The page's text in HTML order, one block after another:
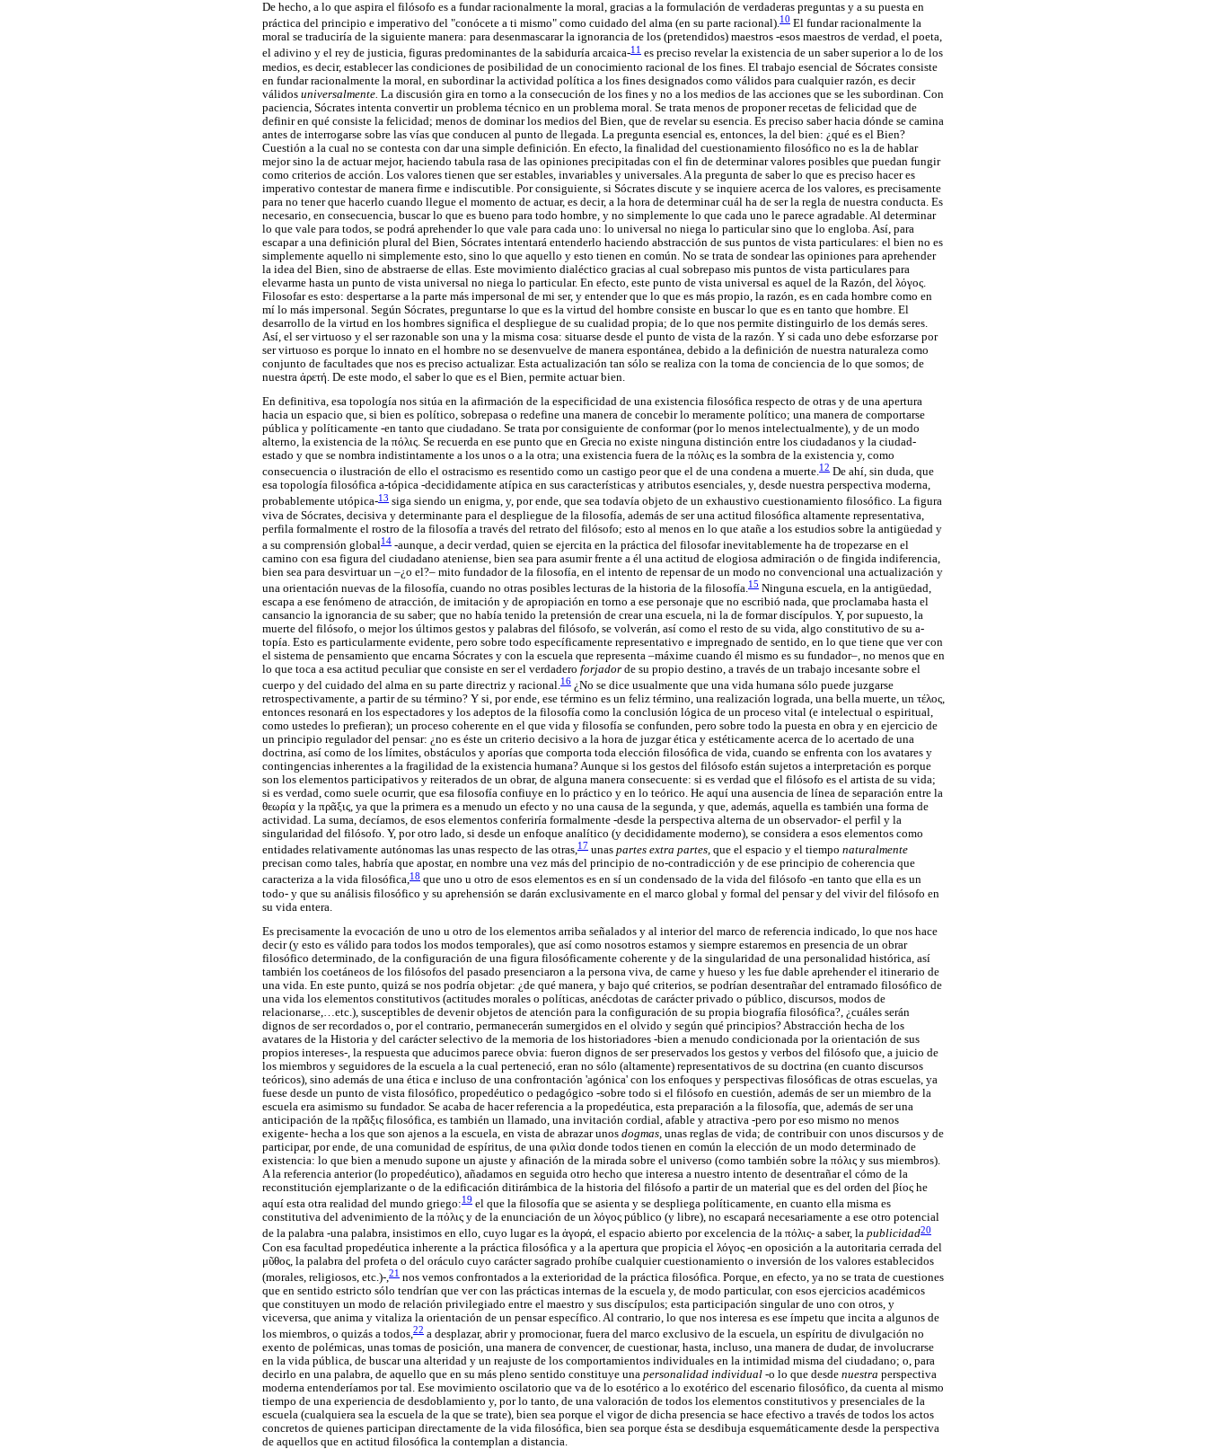
De hecho, a lo que aspira el filósofo es a fundar racionalmente la moral, gracias a la formulación de verdaderas preguntas y a su puesta en
práctica del principio e imperativo del "conócete a ti mismo" como cuidado del alma (en su parte racional).10 El fundar racionalmente la
moral se traduciría de la siguiente manera: para desenmascarar la ignorancia de los (pretendidos) maestros -esos maestros de verdad, el poeta,
el adivino y el rey de justicia, figuras predominantes de la sabiduría arcaica-11 es preciso revelar la existencia de un saber superior a lo de los
medios, es decir, establecer las condiciones de posibilidad de un conocimiento racional de los fines. El trabajo esencial de Sócrates consiste
en fundar racionalmente la moral, en subordinar la actividad política a los fines designados como válidos para cualquier razón, es decir
válidos universalmente. La discusión gira en torno a la consecución de los fines y no a los medios de las acciones que se les subordinan. Con
paciencia, Sócrates intenta convertir un problema técnico en un problema moral. Se trata menos de proponer recetas de felicidad que de
definir en qué consiste la felicidad; menos de dominar los medios del Bien, que de revelar su esencia. Es preciso saber hacia dónde se camina
antes de interrogarse sobre las vías que conducen al punto de llegada. La pregunta esencial es, entonces, la del bien: ¿qué es el Bien?
Cuestión a la cual no se contesta con dar una simple definición. En efecto, la finalidad del cuestionamiento filosófico no es la de hablar
mejor sino la de actuar mejor, haciendo tabula rasa de las opiniones precipitadas con el fin de determinar valores posibles que puedan fungir
como criterios de acción. Los valores tienen que ser estables, invariables y universales. A la pregunta de saber lo que es preciso hacer es
imperativo contestar de manera firme e indiscutible. Por consiguiente, si Sócrates discute y se inquiere acerca de los valores, es precisamente
para no tener que hacerlo cuando llegue el momento de actuar, es decir, a la hora de determinar cuál ha de ser la regla de nuestra conducta. Es
necesario, en consecuencia, buscar lo que es bueno para todo hombre, y no simplemente lo que cada uno le parece agradable. Al determinar
lo que vale para todos, se podrá aprehender lo que vale para cada uno: lo universal no niega lo particular sino que lo engloba. Así, para
escapar a una definición plural del Bien, Sócrates intentará entenderlo haciendo abstracción de sus puntos de vista particulares: el bien no es
simplemente aquello ni simplemente esto, sino lo que aquello y esto tienen en común. No se trata de sondear las opiniones para aprehender
la idea del Bien, sino de abstraerse de ellas. Este movimiento dialéctico gracias al cual sobrepaso mis puntos de vista particulares para
elevarme hasta un punto de vista universal no niega lo particular. En efecto, este punto de vista universal es aquel de la Razón, del λόγος
Filosofar es esto: despertarse a la parte más impersonal de mi ser, y entender que lo que es más propio, la razón, es en cada hombre como en
mí lo más impersonal. Según Sócrates, preguntarse lo que es la virtud del hombre consiste en buscar lo que es en tanto que hombre. El
desarrollo de la virtud en los hombres significa el despliegue de su cualidad propia; de lo que nos permite distinguirlo de los demás seres.
Así, el ser virtuoso y el ser razonable son una y la misma cosa: situarse desde el punto de vista de la razón. Y si cada uno debe esforzarse por
ser virtuoso es porque lo innato en el hombre no se desenvuelve de manera espontánea, debido a la definición de nuestra naturaleza como
conjunto de facultades que nos es preciso actualizar. Esta actualización tan sólo se realiza con la toma de conciencia de lo que somos; de
nuestra ἀρετή . De este modo, el saber lo que es el Bien, permite actuar bien.
En definitiva, esa topología nos sitúa en la afirmación de la especificidad de una existencia filosófica respecto de otras y de una apertura
hacia un espacio que, si bien es político, sobrepasa o redefine una manera de concebir lo meramente político; una manera de comportarse
pública y políticamente -en tanto que ciudadano. Se trata por consiguiente de conformar (por lo menos intelectualmente), y de un modo
alterno, la existencia de la πόλις. Se recuerda en ese punto que en Grecia no existe ninguna distinción entre los ciudadanos y la ciudad-
estado y que se nombra indistintamente a los unos o a la otra; una existencia fuera de la πόλις es la sombra de la existencia y, como
consecuencia o ilustración de ello el ostracismo es resentido como un castigo peor que el de una condena a muerte.12 De ahí, sin duda, que
esa topología filosófica a-tópica -decididamente atípica en sus características y atributos esenciales, y, desde nuestra perspectiva moderna,
probablemente utópica-13 siga siendo un enigma, y, por ende, que sea todavía objeto de un exhaustivo cuestionamiento filosófico. La figura
viva de Sócrates, decisiva y determinante para el despliegue de la filosofía, además de ser una actitud filosófica altamente representativa,
perfila formalmente el rostro de la filosofía a través del retrato del filósofo; esto al menos en lo que atañe a los estudios sobre la antigüedad y
a su comprensión global14 -aunque, a decir verdad, quien se ejercita en la práctica del filosofar inevitablemente ha de tropezarse en el
camino con esa figura del ciudadano ateniense, bien sea para asumir frente a él una actitud de elogiosa admiración o de fingida indiferencia,
bien sea para desvirtuar un –¿o el?– mito fundador de la filosofía, en el intento de repensar de un modo no convencional una actualización y
una orientación nuevas de la filosofía, cuando no otras posibles lecturas de la historia de la filosofía.15 Ninguna escuela, en la antigüedad,
escapa a ese fenómeno de atracción, de imitación y de apropiación en torno a ese personaje que no escribió nada, que proclamaba hasta el
cansancio la ignorancia de su saber; que no había tenido la pretensión de crear una escuela, ni la de formar discípulos. Y, por supuesto, la
muerte del filósofo, o mejor los últimos gestos y palabras del filósofo, se volverán, así como el resto de su vida, algo constitutivo de su a-
topía. Esto es particularmente evidente, pero sobre todo específicamente representativo e impregnado de sentido, en lo que tiene que ver con
el sistema de pensamiento que encarna Sócrates y con la escuela que representa –máxime cuando él mismo es su fundador–, no menos que en
lo que toca a esa actitud peculiar que consiste en ser el verdadero forjador de su propio destino, a través de un trabajo incesante sobre el
cuerpo y del cuidado del alma en su parte directriz y racional.16 ¿No se dice usualmente que una vida humana sólo puede juzgarse
retrospectivamente, a partir de su término? Y si, por ende, ese término es un feliz término, una realización lograda, una bella muerte, un τέλος,
entonces resonará en los espectadores y los adeptos de la filosofía como la conclusión lógica de un proceso vital (e intelectual o espiritual,
como ustedes lo prefieran); un proceso coherente en el que vida y filosofía se confunden, pero sobre todo la puesta en obra y en ejercicio de
un principio regulador del pensar: ¿no es éste un criterio decisivo a la hora de juzgar ética y estéticamente acerca de lo acertado de una
doctrina, así como de los límites, obstáculos y aporías que comporta toda elección filosófica de vida, cuando se enfrenta con los avatares y
contingencias inherentes a la fragilidad de la existencia humana? Aunque si los gestos del filósofo están sujetos a interpretación es porque
son los elementos participativos y reiterados de un obrar, de alguna manera consecuente: si es verdad que el filósofo es el artista de su vida;
si es verdad, como suele ocurrir, que esa filosofía confiuye en lo práctico y en lo teórico. He aquí una ausencia de línea de separación entre la
θεωρία y la πρᾶξις, ya que la primera es a menudo un efecto y no una causa de la segunda, y que, además, aquella es también una forma de
actividad. La suma, decíamos, de esos elementos conferiría formalmente -desde la perspectiva alterna de un observador- el perfil y la
singularidad del filósofo. Y, por otro lado, si desde un enfoque analítico (y decididamente moderno), se considera a esos elementos como
entidades relativamente autónomas las unas respecto de las otras,17 unas partes extra partes, que el espacio y el tiempo naturalmente
precisan como tales, habría que apostar, en nombre una vez más del principio de no-contradicción y de ese principio de coherencia que
caracteriza a la vida filosófica,18 que uno u otro de esos elementos es en sí un condensado de la vida del filósofo -en tanto que ella es un
todo- y que su análisis filosófico y su aprehensión se darán exclusivamente en el marco global y formal del pensar y del vivir del filósofo en
su vida entera.
Es precisamente la evocación de uno u otro de los elementos arriba señalados y al interior del marco de referencia indicado, lo que nos hace
decir (y esto es válido para todos los modos temporales), que así como nosotros estamos y siempre estaremos en presencia de un obrar
filosófico determinado, de la configuración de una figura filosóficamente coherente y de la singularidad de una personalidad histórica, así
también los coetáneos de los filósofos del pasado presenciaron a la persona viva, de carne y hueso y les fue dable aprehender el itinerario de
una vida. En este punto, quizá se nos podría objetar: ¿de qué manera, y bajo qué criterios, se podrían desentrañar del entramado filosófico de
una vida los elementos constitutivos (actitudes morales o políticas, anécdotas de carácter privado o público, discursos, modos de
relacionarse,…etc.), susceptibles de devenir objetos de atención para la configuración de su propia biografía filosófica?, ¿cuáles serán
dignos de ser recordados o, por el contrario, permanecerán sumergidos en el olvido y según qué principios? Abstracción hecha de los
avatares de la Historia y del carácter selectivo de la memoria de los historiadores -bien a menudo condicionada por la orientación de sus
propios intereses-, la respuesta que aducimos parece obvia: fueron dignos de ser preservados los gestos y verbos del filósofo que, a juicio de
los miembros y seguidores de la escuela a la cual perteneció, eran no sólo (altamente) representativos de su doctrina (en cuanto discursos
teóricos), sino además de una ética e incluso de una confrontación 'agónica' con los enfoques y perspectivas filosóficas de otras escuelas, ya
fuese desde un punto de vista filosófico, propedéutico o pedagógico -sobre todo si el filósofo en cuestión, además de ser un miembro de la
escuela era asimismo su fundador. Se acaba de hacer referencia a la propedéutica, esta preparación a la filosofía, que, además de ser una
anticipación de la πρᾶξις filosófica, es también un llamado, una invitación cordial, afable y atractiva -pero por eso mismo no menos
exigente- hecha a los que son ajenos a la escuela, en vista de abrazar unos dogmas, unas reglas de vida; de contribuir con unos discursos y de
participar, por ende, de una comunidad de espíritus, de una φιλὶα donde todos tienen en común la elección de un modo determinado de
existencia: lo que bien a menudo supone un ajuste y afinación de la mirada sobre el universo (como también sobre la πόλις y sus miembros).
A la referencia anterior (lo propedéutico), añadamos en seguida otro hecho que interesa a nuestro intento de desentrañar el cómo de la
reconstitución ejemplarizante o de la edificación ditirámbica de la historia del filósofo a partir de un material que es del orden del βίος he
aquí esta otra realidad del mundo griego:19 el que la filosofía que se asienta y se despliega políticamente, en cuanto ella misma es
constitutiva del advenimiento de la πόλις y de la enunciación de un λόγος público (y libre), no escapará necesariamente a ese otro potencial
de la palabra -una palabra, insistimos en ello, cuyo lugar es la ἀγορά, el espacio abierto por excelencia de la πόλις- a saber, la publicidad20
Con esa facultad propedéutica inherente a la práctica filosófica y a la apertura que propicia el λόγος -en oposición a la autoritaria cerrada del
μῦθος , la palabra del profeta o del oráculo cuyo carácter sagrado prohíbe cualquier cuestionamiento o inversión de los valores establecidos
(morales, religiosos, etc.)-, 21 nos vemos confrontados a la exterioridad de la práctica filosófica. Porque, en efecto, ya no se trata de cuestiones
que en sentido estricto sólo tendrían que ver con las prácticas internas de la escuela y, de modo particular, con esos ejercicios académicos
que constituyen un modo de relación privilegiado entre el maestro y sus discípulos; esta participación singular de uno con otros, y
viceversa, que anima y vitaliza la orientación de un pensar específico. Al contrario, lo que nos interesa es ese ímpetu que incita a algunos de
los miembros, o quizás a todos,22 a desplazar, abrir y promocionar, fuera del marco exclusivo de la escuela, un espíritu de divulgación no
exento de polémicas, unas tomas de posición, una manera de convencer, de cuestionar, hasta, incluso, una manera de dudar, de involucrarse
en la vida pública, de buscar una alteridad y un reajuste de los comportamientos individuales en la intimidad misma del ciudadano; o, para
decirlo en una palabra, de aquello que en su más pleno sentido constituye una personalidad individual -o lo que desde nuestra perspectiva
moderna entenderíamos por tal. Ese movimiento oscilatorio que va de lo esotérico a lo exotérico del escenario filosófico, da cuenta al mismo
tiempo de una experiencia de desdoblamiento y, por lo tanto, de una valoración de todos los elementos constitutivos y presenciales de la
escuela (cualquiera sea la escuela de la que se trate), bien sea porque el vigor de dicha presencia se hace efectivo a través de todos los actos
concretos de quienes participan directamente de la vida filosófica, bien sea porque ésta se desdibuja esquemáticamente desde la perspectiva
de aquellos que en actitud filosófica la contemplan a distancia.